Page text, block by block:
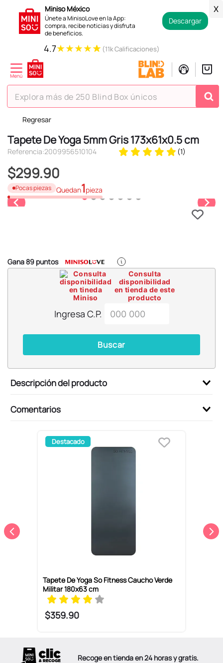
Miniso México
Únete a MinisoLove en la App:
compra, recibe noticias y disfruta
de beneficios.
Descargar
X
4.7★★★★★ (11k Calificaciones)
Explora más de 250 Blind Box únicos
Regresar
Tapete De Yoga 5mm Gris 173x61x0.5 cm
Referencia:2009956510104 (1)
$299.90
Pocas piezas Quedan1pieza
Gana 89 puntos
Consulta
disponibilidad
en tienda de este
producto
Ingresa C.P.
Buscar
Descripción del producto
Comentarios
Destacado
Tapete De Yoga So Fitness Caucho Verde
Militar 180x63 cm
$359.90
Recoge en tienda en 24 horas y gratis.
TÉRMINOS MÁS BUSCADOS
1.
hello kitty
2.
spiderman
3.
peluche
4.
osito cariñosito
5.
8.
bts